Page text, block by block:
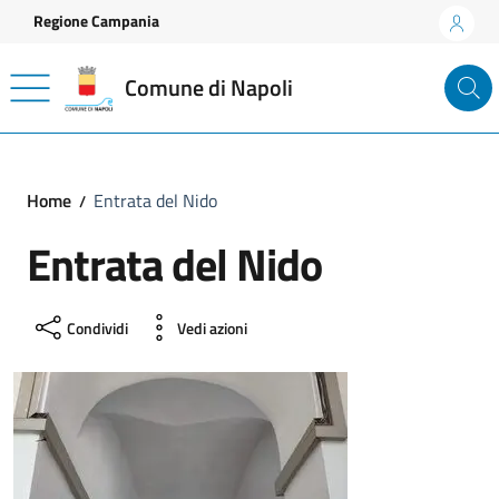
Vai ai contenuti
Vai al footer
Regione Campania
Comune di Napoli
Home Entrata del Nido
Entrata del Nido
Condividi Vedi azioni